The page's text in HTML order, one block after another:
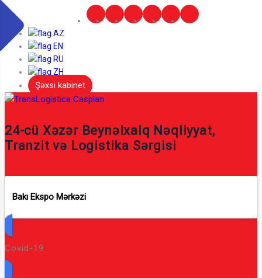
AZ
EN
RU
ZH
Şəxsi kabinet
24-cü Xəzər Beynəlxalq Nəqliyyat,
Tranzit və Logistika Sərgisi
Bakı Ekspo Mərkəzi
Covid-19